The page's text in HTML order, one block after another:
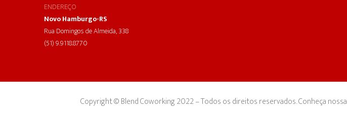
ENDEREÇO
Novo Hamburgo-RS
Rua Domingos de Almeida, 338
(51) 9.9118.8770
Copyright © Blend Coworking 2022 – Todos os direitos reservados. Conheça nossa